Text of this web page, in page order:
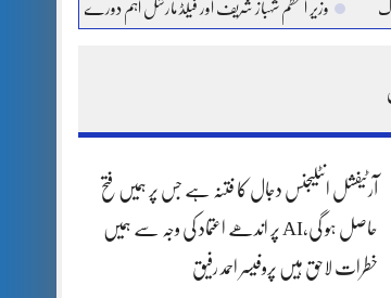
وزیر اعظم شہباز شریف اور فیلڈ مارشل اہم دورے پر سعودی عرب روانہ
آرٹیفشل انٹلیجنس دجال کا فتنہ ہے جس پر ہمیں فتح
حاصل ہو گی،AI پر اندھے اعتماد کی وجہ سے ہمیں
خطرات لاحق ہیں پروفیسر احمد رفیق